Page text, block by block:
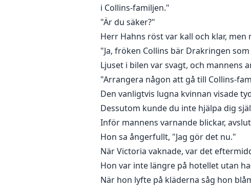
i Collins-familjen."
"Är du säker?"
Herr Hahns röst var kall och klar, men
"Ja, fröken Collins bär Drakringen
Ljuset i bilen var svagt, och mannens
"Arrangera någon att gå till Collins-
Den vanligtvis lugna kvinnan visade
Dessutom kunde du inte hjälpa dig
Inför mannens varnande blickar,
Hon sa ångerfullt, "Jag gör det nu."
När Victoria vaknade, var det
Hon var inte längre på hotellet utan
När hon lyfte på kläderna såg hon